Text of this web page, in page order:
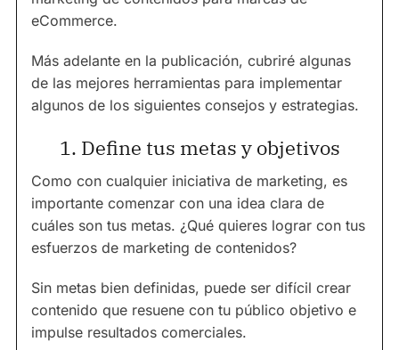
eCommerce.
Más adelante en la publicación, cubriré algunas
de las mejores herramientas para implementar
algunos de los siguientes consejos y estrategias.
1. Define tus metas y objetivos
Como con cualquier iniciativa de marketing, es
importante comenzar con una idea clara de
cuáles son tus metas. ¿Qué quieres lograr con tus
esfuerzos de marketing de contenidos?
Sin metas bien definidas, puede ser difícil crear
contenido que resuene con tu público objetivo e
impulse resultados comerciales.